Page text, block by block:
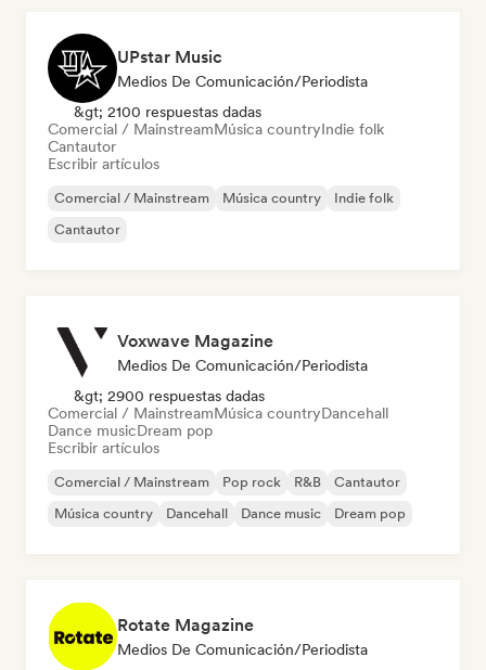
UPstar Music
Medios De Comunicación/Periodista
&gt; 2100 respuestas dadas
Comercial / MainstreamMúsica countryIndie folk
Cantautor
Escribir artículos
Comercial / Mainstream Música country
Indie folk
Cantautor
Voxwave Magazine
Medios De Comunicación/Periodista
&gt; 2900 respuestas dadas
Comercial / MainstreamMúsica countryDancehall
Dance musicDream pop
Escribir artículos
Comercial / Mainstream Pop rock R&B
Cantautor
Música country
Dancehall Dance music Dream pop
Rotate Magazine
Medios De Comunicación/Periodista